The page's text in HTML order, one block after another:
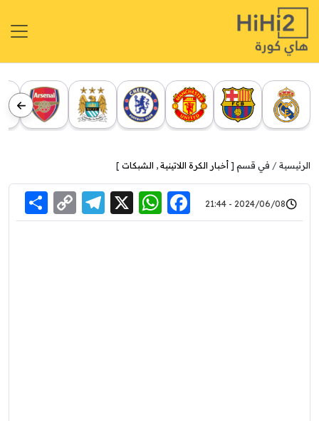
الرئيسية في قسم [ أخبار الكرة اللاتينية , الشبكات ]
2024/06/08 - 21:44
Facebook
WhatsApp
X
Link